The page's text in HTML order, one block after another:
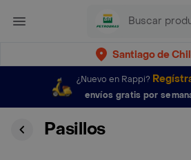
Santiago de
¿Nuevo en Rappi?
envíos gratis por
Pasillos